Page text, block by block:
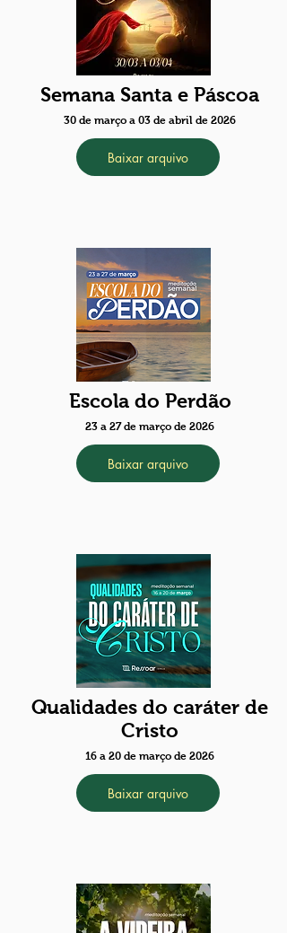
Semana Santa e Páscoa
30 de março a 03 de abril de 2026
Baixar arquivo
Escola do Perdão
23 a 27 de março de 2026
Baixar arquivo
Qualidades do caráter de
Cristo
16 a 20 de março de 2026
Baixar arquivo